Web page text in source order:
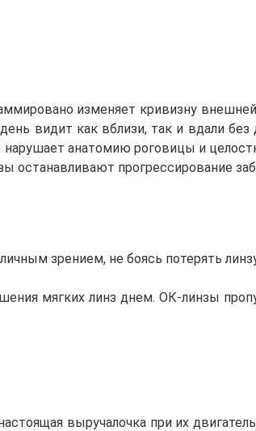
изменяет кривизну
видит как вблизи, так и вдали
анатомию роговицы и
останавливают прогрессирование
зрением, не боясь потерять
мягких линз днем. ОК-линзы
выручалочка при их